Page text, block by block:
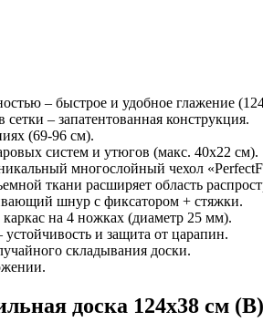
– быстрое и удобное глажение
– запатентованная конструкция.
(69-96 см).
систем и утюгов (макс. 40x22 см).
многослойный чехол
ткани расширяет область
шнур с фиксатором + стяжки.
на 4 ножках (диаметр 25 мм).
и защита от царапин.
складывания доски.
доска 124х38 см